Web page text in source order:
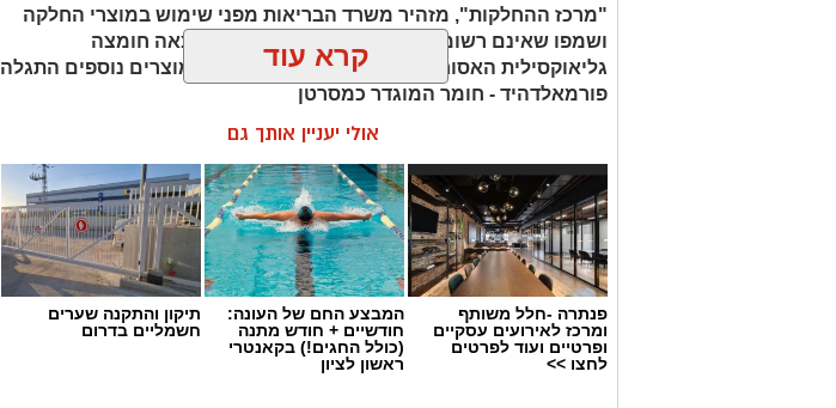
"מרכז ההחלקות", מזהיר משרד הבריאות מפני שימוש במוצרי החלקה
ושמפו שאינם רשומים כחוק. בחלק מהמוצרים נמצאה חומצה
גליאוקסילית האסורה לשימוש בהחלקות שיער, ובמוצרים נוספים התגלה
פורמאלדהיד - חומר המוגדר כמסרטן
קרא עוד
אולי יעניין אותך גם
פנתרה -חלל משותף
ומרכז לאירועים עסקיים
ופרטיים ועוד לפרטים
לחצו >>
המבצע החם של העונה:
חודשיים + חודש מתנה
(כולל החגים!) בקאנטרי
ראשון לציון
תיקון והתקנה שערים
חשמליים בדרום